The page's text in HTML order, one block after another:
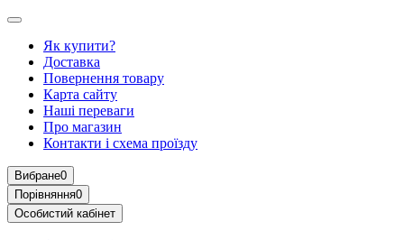
Як купити?
Доставка
Повернення товару
Карта сайту
Наші переваги
Про магазин
Контакти і схема проїзду
Вибране0
Порівняння0
Особистий кабінет